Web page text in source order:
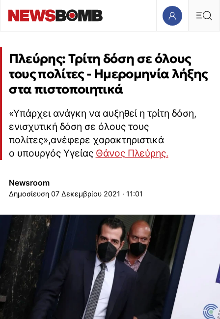
Πλεύρης: Τρίτη δόση σε όλους
τους πολίτες - Ημερομηνία λήξης
στα πιστοποιητικά
«Υπάρχει ανάγκη να αυξηθεί η τρίτη δόση,
ενισχυτική δόση σε όλους τους
πολίτες»,ανέφερε χαρακτηριστικά
ο υπουργός Υγείας Θάνος Πλεύρης.
Newsroom
07 Δεκεμβρίου 2021 · 11:01